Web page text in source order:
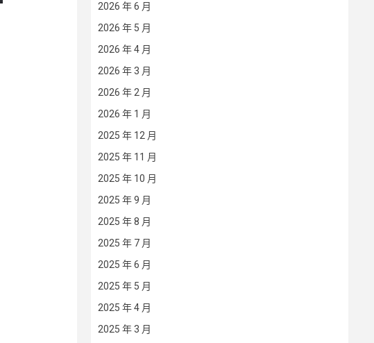
2026 年 6 月
2026 年 5 月
2026 年 4 月
2026 年 3 月
2026 年 2 月
2026 年 1 月
2025 年 12 月
2025 年 11 月
2025 年 10 月
2025 年 9 月
2025 年 8 月
2025 年 7 月
2025 年 6 月
2025 年 5 月
2025 年 4 月
2025 年 3 月